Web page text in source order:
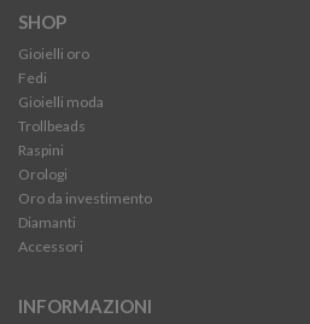
SHOP
Gioielli oro
Fedi
Gioielli moda
Trollbeads
Raspini
Orologi
Oro da investimento
Diamanti
Accessori
INFORMAZIONI